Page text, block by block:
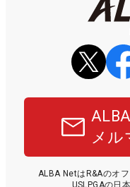
メル
ALBA NetはR&Aのオ
USLPGAの日